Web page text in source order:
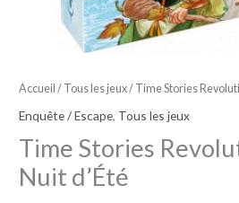
Accueil / Tous les jeux/ Time Stories
Enquête / Escape, Tous les jeux
Time Stories
Nuit d’Été